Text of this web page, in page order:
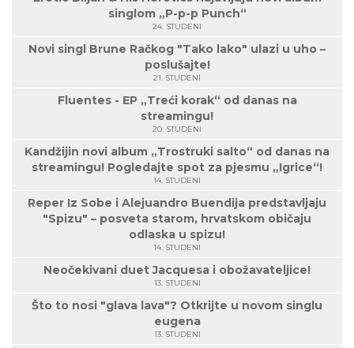
singlom „P-p-p Punch“
24. STUDENI
Novi singl Brune Račkog "Tako lako" ulazi u uho –
poslušajte!
21. STUDENI
Fluentes - EP „Treći korak“ od danas na
streamingu!
20. STUDENI
Kandžijin novi album „Trostruki salto“ od danas na
streamingu! Pogledajte spot za pjesmu „Igrice“!
14. STUDENI
Reper Iz Sobe i Alejuandro Buendija predstavljaju
"Spizu" – posveta starom, hrvatskom običaju
odlaska u spizu!
14. STUDENI
Neočekivani duet Jacquesa i obožavateljice!
13. STUDENI
Što to nosi "glava lava"? Otkrijte u novom singlu
eugena
13. STUDENI